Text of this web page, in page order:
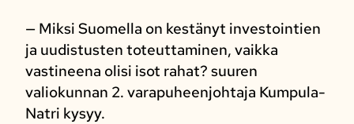
— Miksi Suomella on kestänyt investointien
ja uudistusten toteuttaminen, vaikka
vastineena olisi isot rahat? suuren
valiokunnan 2. varapuheenjohtaja Kumpula-
Natri kysyy.